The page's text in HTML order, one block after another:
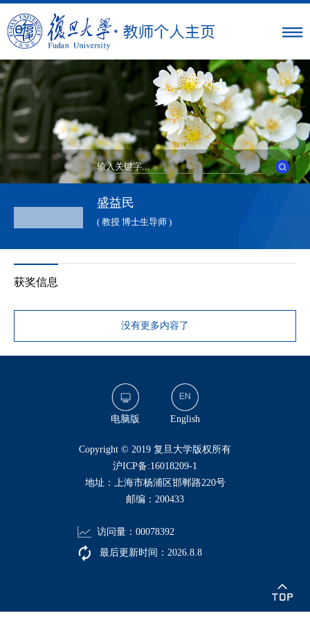
盛益民
( 教授 博士生导师 )
获奖信息
没有更多内容了
电脑版 English
​Copyright © 2019 复旦大学版权所有
沪ICP备:16018209-1
地址：上海市杨浦区邯郸路220号
邮编：200433
访问量： 00078392
最后更新时间： 2026 8 8